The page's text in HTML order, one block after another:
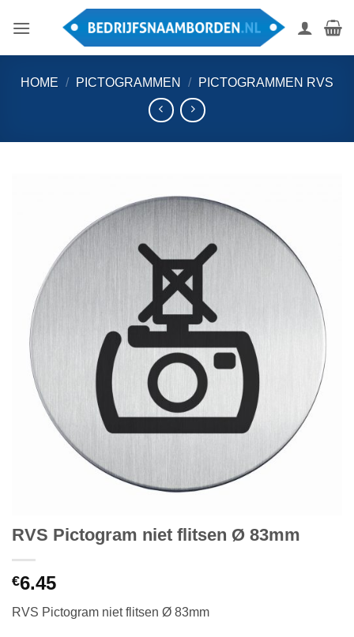
naar
HOME / PICTOGRAMMEN / PICTOGRAMMEN RVS
RVS Pictogram niet flitsen Ø 83mm
€6.45
RVS Pictogram niet flitsen Ø 83mm